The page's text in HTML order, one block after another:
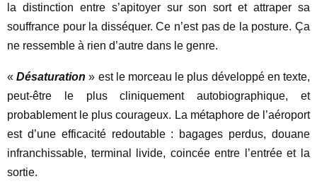
la distinction entre s’apitoyer sur son sort et attraper sa
souffrance pour la disséquer. Ce n’est pas de la posture. Ça
ne ressemble à rien d’autre dans le genre.
«Désaturation » est le morceau le plus développé en texte,
peut-être le plus cliniquement autobiographique, et
probablement le plus courageux. La métaphore de l’aéroport
est d’une efficacité redoutable : bagages perdus, douane
infranchissable, terminal livide, coincée entre l’entrée et la
sortie.